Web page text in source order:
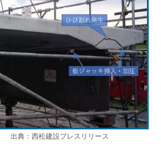
出典：西松建設プレスリリース